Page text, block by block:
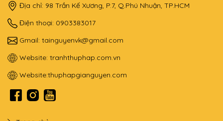
Địa chỉ: 98 Trần Kế Xương, P.7, Q.Phú Nhuận, TP.HCM
Điện thoại: 0903383017
Gmail: tainguyenvk@gmail.com
Website: tranhthuphap.com.vn
Website:thuphapgianguyen.com